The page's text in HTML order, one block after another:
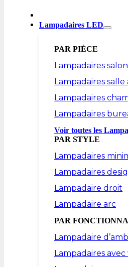
Lampadaires LED
PAR PIÈCE
Lampadaires salon
Lampadaires
Lampadaires
Lampadaires
Voir toutes les
PAR STYLE
Lampadaires
Lampadaires
Lampadaire droit
Lampadaire arc
PAR
Lampadaire
Lampadaires